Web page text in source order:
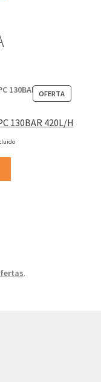
OFERTA
EN
130BAR 420L/H
.